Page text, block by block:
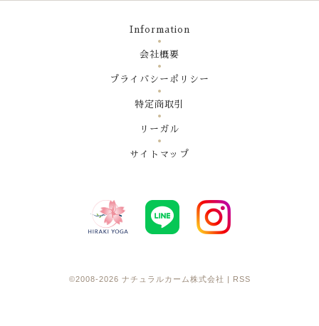
Information
会社概要
プライバシーポリシー
特定商取引
リーガル
サイトマップ
©2008-2026 ナチュラルカーム株式会社 RSS